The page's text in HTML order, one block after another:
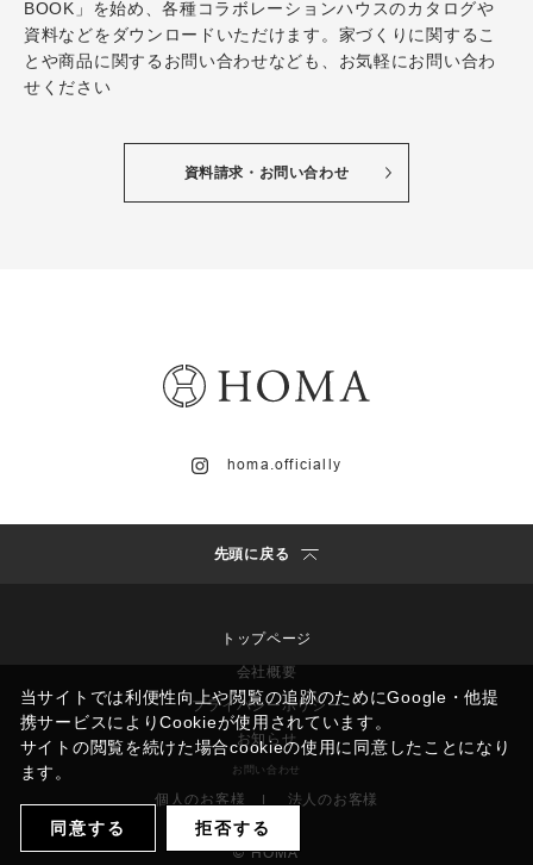
BOOK」を始め、各種コラボレーションハウスのカタログや
資料などをダウンロードいただけます。家づくりに関するこ
とや商品に関するお問い合わせなども、お気軽にお問い合わ
せください
資料請求・お問い合わせ
homa.officially
© HOMA
トップページ
会社概要
プライバシーポリシー
お知らせ
お問い合わせ
個人のお客様 | 法人のお客様
先頭に戻る
当サイトでは利便性向上や閲覧の追跡のためにGoogle・他提
携サービスによりCookieが使用されています。
サイトの閲覧を続けた場合cookieの使用に同意したことになり
ます。
同意する 拒否する